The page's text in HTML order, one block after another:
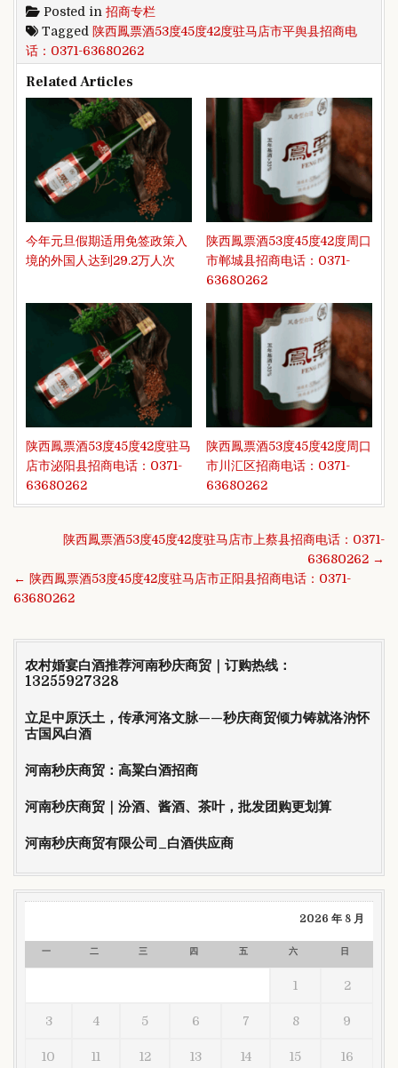
Posted in 招商专栏
Tagged 陕西鳳票酒53度45度42度驻马店市‌平舆县招商电
话：0371-63680262
Related Articles
今年元旦假期适用免签政策入
境的外国人达到29.2万人次
陕西鳳票酒53度45度42度周口
市‌郸城县招商电话：0371-
63680262
陕西鳳票酒53度45度42度驻马
店市‌泌阳县招商电话：0371-
63680262
陕西鳳票酒53度45度42度周口
市‌川汇区招商电话：0371-
63680262
导
航
陕西鳳票酒53度45度42度驻马店市‌上蔡县招商电话：0371-
63680262 →
← 陕西鳳票酒53度45度42度驻马店市‌正阳县招商电话：0371-
63680262
农村婚宴白酒推荐河南秒庆商贸｜订购热线：
13255927328
立足中原沃土，传承河洛文脉——秒庆商贸倾力铸就洛汭怀
古国风白酒
河南秒庆商贸：高粱白酒招商
河南秒庆商贸｜汾酒、酱酒、茶叶，批发团购更划算
河南秒庆商贸有限公司_白酒供应商
2026 年 8 月
一 二 三 四 五 六 日
1 2
3 4 5 6 7 8 9
10 11 12 13 14 15 16